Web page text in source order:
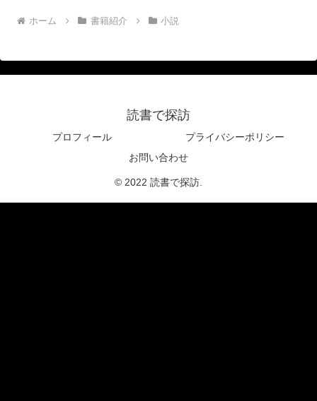
ホーム 書籍紹介 小説
読書で探訪
プロフィール
プライバシーポリシー
お問い合わせ
© 2022 読書で探訪.